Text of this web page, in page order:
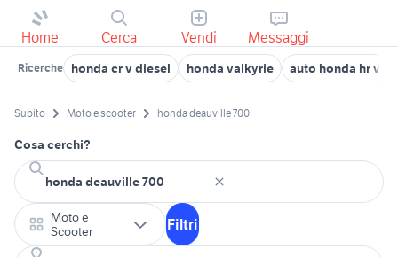
Home Cerca Vendi Messaggi
Ricerche honda cr v diesel honda valkyrie auto honda hr v
Subito Moto e scooter honda deauville 700
Cosa cerchi?
Moto e
Scooter
Filtri